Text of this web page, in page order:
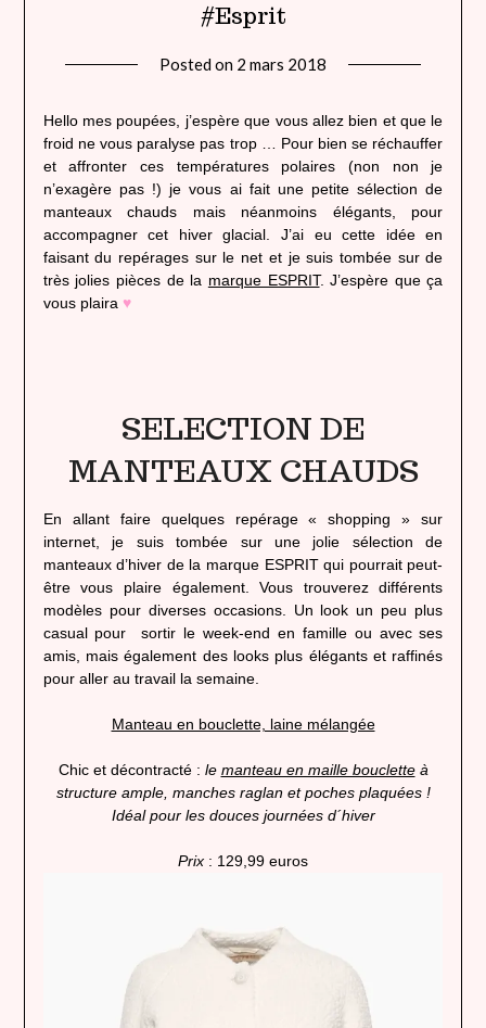
#Esprit
Posted on 2 mars 2018
heavenly
Hello mes poupées, j’espère que vous allez bien et que le
froid ne vous paralyse pas trop … Pour bien se réchauffer
et affronter ces températures polaires (non non je
n’exagère pas !) je vous ai fait une petite sélection de
manteaux chauds mais néanmoins élégants, pour
accompagner cet hiver glacial. J’ai eu cette idée en
faisant du repérages sur le net et je suis tombée sur de
très jolies pièces de la marque ESPRIT. J’espère que ça
vous plaira ♥
SELECTION DE
MANTEAUX CHAUDS
En allant faire quelques repérage « shopping » sur
internet, je suis tombée sur une jolie sélection de
manteaux d’hiver de la marque ESPRIT qui pourrait peut-
être vous plaire également. Vous trouverez différents
modèles pour diverses occasions. Un look un peu plus
casual pour sortir le week-end en famille ou avec ses
amis, mais également des looks plus élégants et raffinés
pour aller au travail la semaine.
Manteau en bouclette, laine mélangée
Chic et décontracté : le manteau en maille boucletteà
structure ample, manches raglan et poches plaquées !
Idéal pour les douces journées d´hiver
Prix : 129,99 euros